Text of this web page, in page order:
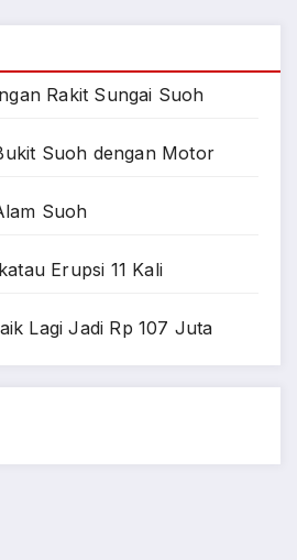
Rakit Sungai Suoh
Suoh dengan Motor
Suoh
Erupsi 11 Kali
Lagi Jadi Rp 107 Juta